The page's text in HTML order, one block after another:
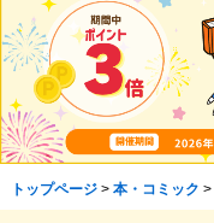
トップページ> 本・コミック >